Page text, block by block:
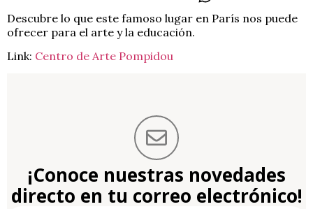
Descubre lo que este famoso lugar en París nos puede
ofrecer para el arte y la educación.
Link: Centro de Arte Pompidou
¡Conoce nuestras novedades
directo en tu correo electrónico!